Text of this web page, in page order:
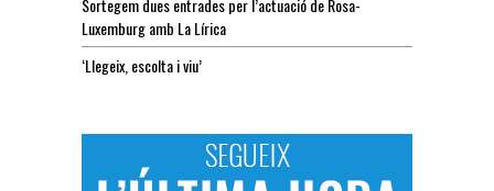
Luxemburg amb La Lírica
‘Llegeix, escolta i viu’